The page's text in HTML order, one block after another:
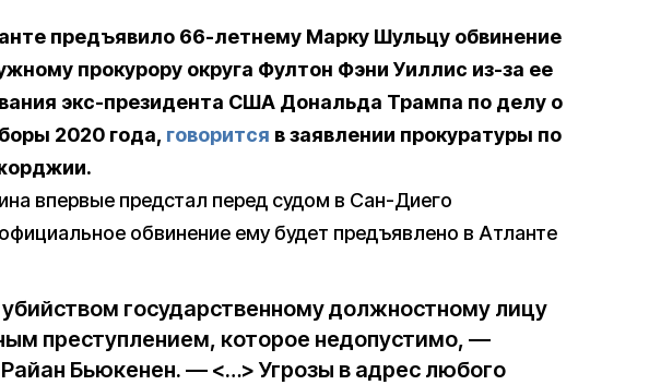
предъявило 66-летнему Марку Шульцу обвинение
прокурору округа Фултон Фэни Уиллис из-за ее
экс-президента США Дональда Трампа по делу о
2020 года, говорится в заявлении прокуратуры по
впервые предстал перед судом в Сан-Диего
обвинение ему будет предъявлено в Атланте
государственному должностному лицу
преступлением, которое недопустимо, —
Бьюкенен. — <…> Угрозы в адрес любого